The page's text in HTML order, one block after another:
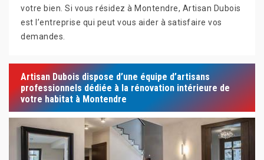
votre bien. Si vous résidez à Montendre, Artisan Dubois
est l’entreprise qui peut vous aider à satisfaire vos
demandes.
Artisan Dubois dispose d’une équipe d’artisans
professionnels dédiée à la rénovation intérieure de
votre habitat à Montendre